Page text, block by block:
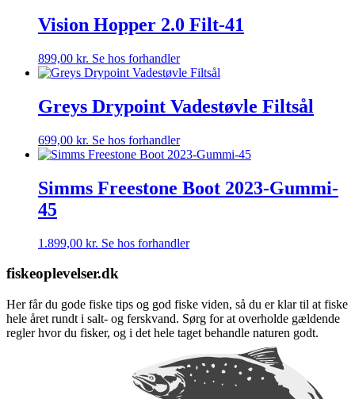
Vision Hopper 2.0 Filt-41
899,00 kr. Se hos forhandler
Greys Drypoint Vadestøvle Filtsål
699,00 kr. Se hos forhandler
Simms Freestone Boot 2023-Gummi-
45
1.899,00 kr. Se hos forhandler
fiskeoplevelser.dk
Her får du gode fiske tips og god fiske viden, så du er klar til at fiske
hele året rundt i salt- og ferskvand. Sørg for at overholde gældende
regler hvor du fisker, og i det hele taget behandle naturen godt.